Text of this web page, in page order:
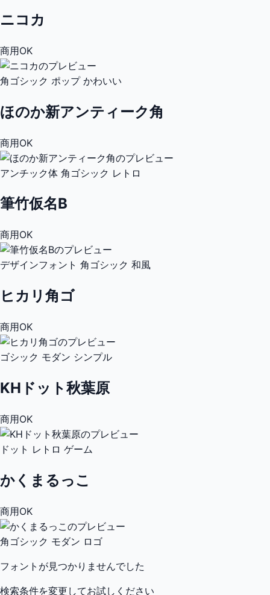
ニコカ
商用OK
角ゴシック ポップ かわいい
ほのか新アンティーク角
商用OK
アンチック体 角ゴシック レトロ
筆竹仮名B
商用OK
デザインフォント 角ゴシック 和風
ヒカリ角ゴ
商用OK
ゴシック モダン シンプル
KHドット秋葉原
商用OK
ドット レトロ ゲーム
かくまるっこ
商用OK
角ゴシック モダン ロゴ
フォントが見つかりませんでした
検索条件を変更してお試しください